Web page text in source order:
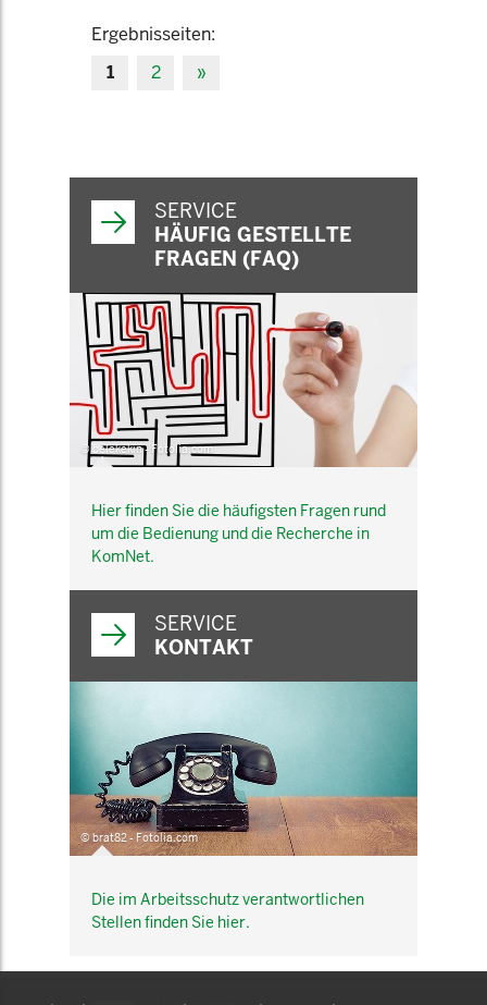
Ergebnisseiten:
1
2 »
SERVICE
HÄUFIG GESTELLTE
FRAGEN (FAQ)
© belekekin - Fotolia.com
Hier finden Sie die häufigsten Fragen rund
um die Bedienung und die Recherche in
KomNet.
SERVICE
KONTAKT
© brat82 - Fotolia.com
Die im Arbeitsschutz verantwortlichen
Stellen finden Sie hier.